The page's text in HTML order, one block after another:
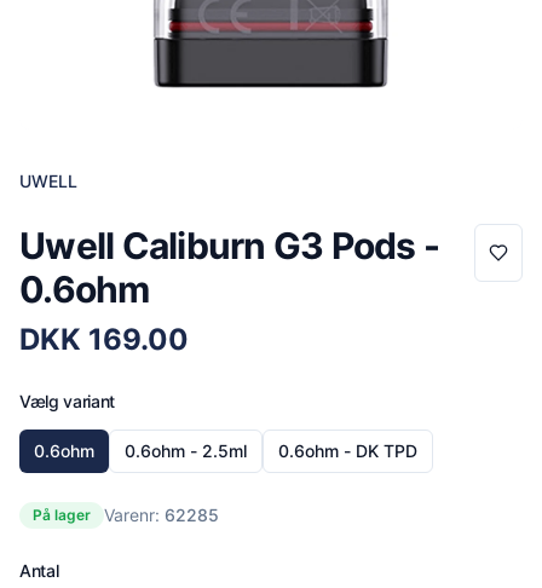
UWELL
Uwell Caliburn G3 Pods -
0.6ohm
DKK 169.00
Vælg variant
0.6ohm 0.6ohm - 2.5ml 0.6ohm - DK TPD
På lager Varenr: 62285
Antal